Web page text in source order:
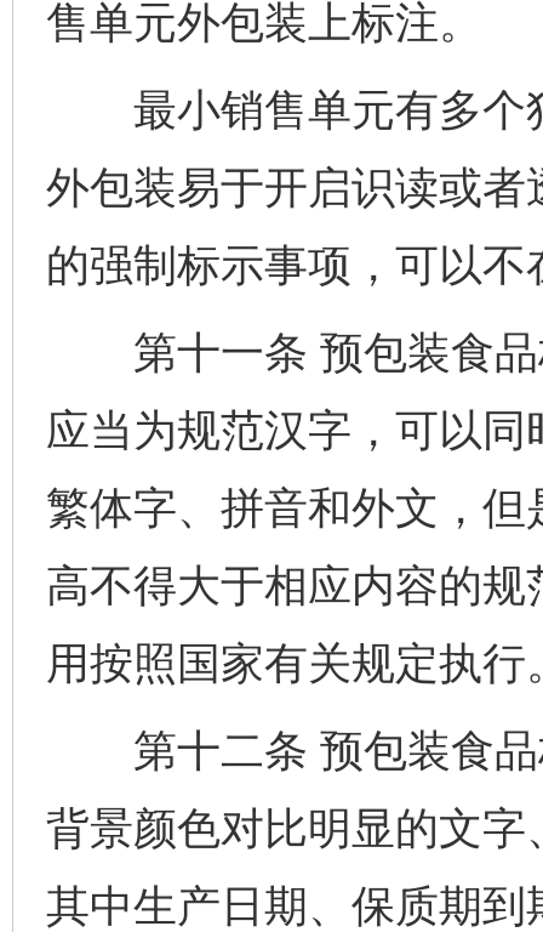
售单元外包装上标注。
最小销售单元有多个
外包装易于开启识读或
的强制标示事项，可以
第十一条 预包装食品
应当为规范汉字，可以
繁体字、拼音和外文，
高不得大于相应内容的
用按照国家有关规定执行
第十二条 预包装食品
背景颜色对比明显的文
其中生产日期、保质期